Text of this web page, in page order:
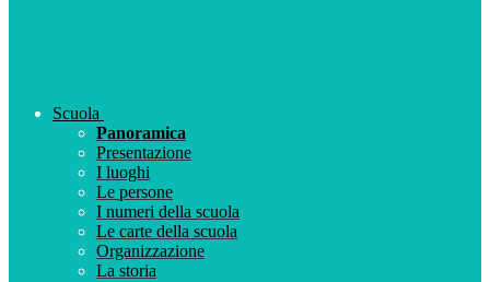
Scuola
Panoramica
Presentazione
I luoghi
Le persone
I numeri della scuola
Le carte della scuola
Organizzazione
La storia